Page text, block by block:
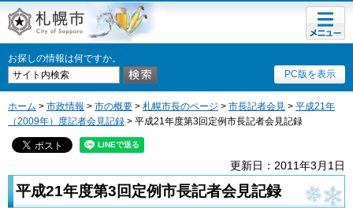
札幌市
お探しの情報は何ですか。
PC版を表示
メニュ
ー
ホーム > 市政情報 > 市の概要 > 札幌市長のページ > 市長記者会見 > 平成21年
（2009年）度記者会見記録 > 平成21年度第3回定例市長記者会見記録
更新日：2011年3月1日
平成21年度第3回定例市長記者会見記録